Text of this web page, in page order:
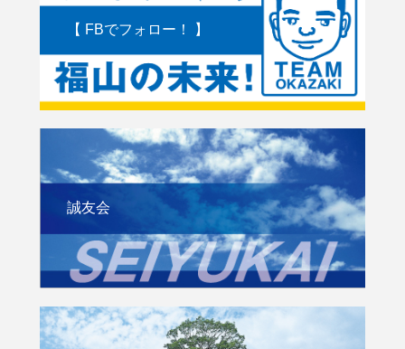
【 FBでフォロー！ 】
誠友会